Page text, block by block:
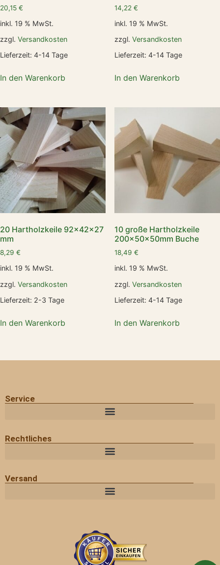
20,15 €
inkl. 19 % MwSt.
zzgl. Versandkosten
Lieferzeit: 4-14 Tage
In den Warenkorb
14,22 €
inkl. 19 % MwSt.
zzgl. Versandkosten
Lieferzeit: 4-14 Tage
In den Warenkorb
20 Hartholzkeile 92x42x27
mm
8,29 €
inkl. 19 % MwSt.
zzgl. Versandkosten
Lieferzeit: 2-3 Tage
In den Warenkorb
10 große Hartholzkeile
200x50x50mm Buche
18,49 €
inkl. 19 % MwSt.
zzgl. Versandkosten
Lieferzeit: 4-14 Tage
In den Warenkorb
Service
Rechtliches
Versand